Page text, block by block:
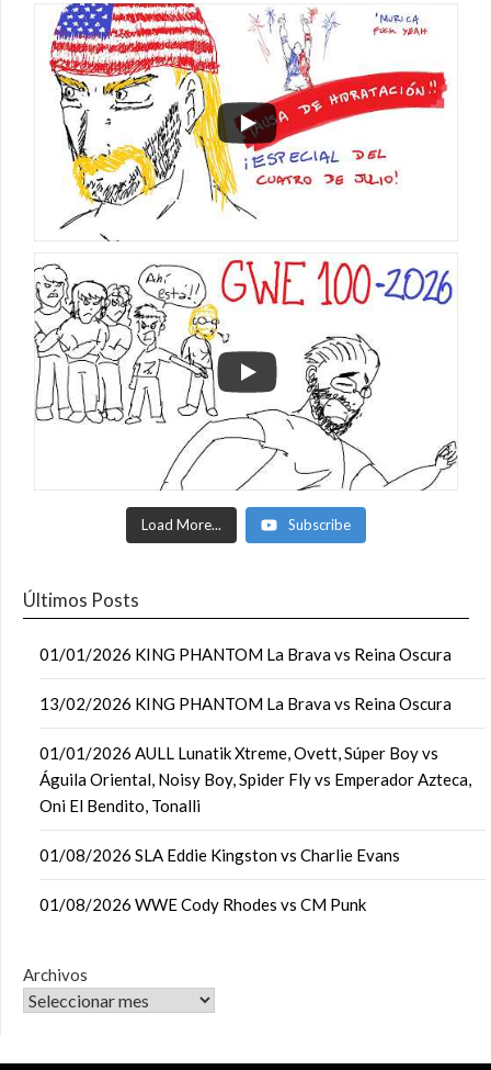
Load More... Subscribe
Últimos Posts
01/01/2026 KING PHANTOM La Brava vs Reina Oscura
13/02/2026 KING PHANTOM La Brava vs Reina Oscura
01/01/2026 AULL Lunatik Xtreme, Ovett, Súper Boy vs
Águila Oriental, Noisy Boy, Spider Fly vs Emperador Azteca,
Oni El Bendito, Tonalli
01/08/2026 SLA Eddie Kingston vs Charlie Evans
01/08/2026 WWE Cody Rhodes vs CM Punk
Archivos